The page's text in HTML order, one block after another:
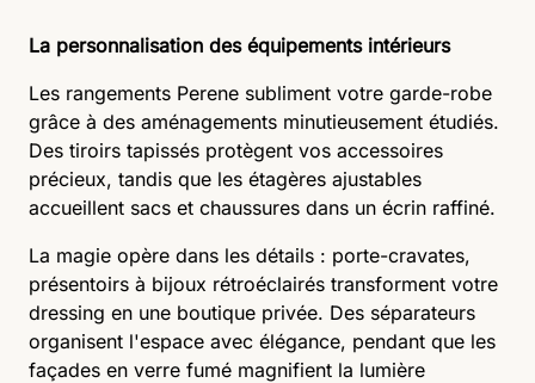
La personnalisation des équipements intérieurs
Les rangements Perene subliment votre garde-robe
grâce à des aménagements minutieusement étudiés.
Des tiroirs tapissés protègent vos accessoires
précieux, tandis que les étagères ajustables
accueillent sacs et chaussures dans un écrin raffiné.
La magie opère dans les détails : porte-cravates,
présentoirs à bijoux rétroéclairés transforment votre
dressing en une boutique privée. Des séparateurs
organisent l'espace avec élégance, pendant que les
façades en verre fumé magnifient la lumière